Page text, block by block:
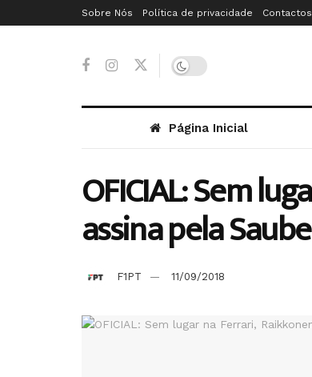
Sobre Nós Política de privacidade Contactos
Página Inicial
OFICIAL: Sem
assina pela
F1PT 11/09/2018